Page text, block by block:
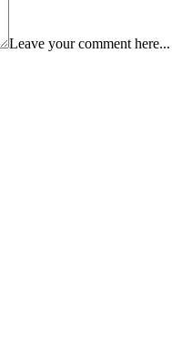
Leave your comment here...